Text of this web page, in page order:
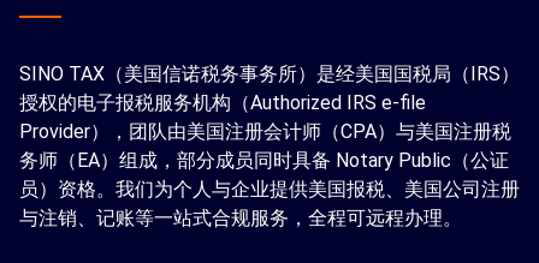
SINO TAX（美国信诺税务事务所）是经美国国税局（IRS）
授权的电子报税服务机构（Authorized IRS e-file
Provider），团队由美国注册会计师（CPA）与美国注册税
务师（EA）组成，部分成员同时具备 Notary Public（公证
员）资格。我们为个人与企业提供美国报税、美国公司注册
与注销、记账等一站式合规服务，全程可远程办理。